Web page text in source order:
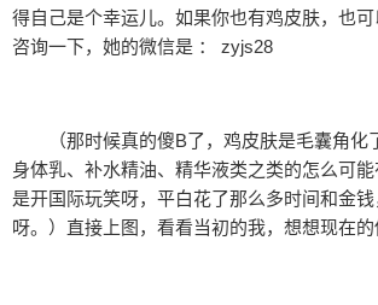
得自己是个幸运儿。如果你也有鸡皮肤，也
咨询一下，她的微信是 ： zyjs28
（那时候真的傻B了，鸡皮肤是毛囊角化
身体乳、补水精油、精华液类之类的怎么可
是开国际玩笑呀，平白花了那么多时间和金
呀。）直接上图，看看当初的我，想想现在的